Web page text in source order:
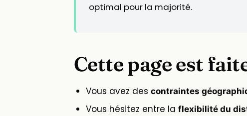
optimal pour la majorité.
Cette page est
Vous avez des contraintes
Vous hésitez entre la flexibilité du